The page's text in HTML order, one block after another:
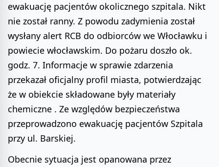
ewakuację pacjentów okolicznego szpitala. Nikt
nie został ranny. Z powodu zadymienia został
wysłany alert RCB do odbiorców we Włocławku i
powiecie włocławskim. Do pożaru doszło ok.
godz. 7. Informacje w sprawie zdarzenia
przekazał oficjalny profil miasta, potwierdzając
że w obiekcie składowane były materiały
chemiczne . Ze względów bezpieczeństwa
przeprowadzono ewakuację pacjentów Szpitala
przy ul. Barskiej.
Obecnie sytuacja jest opanowana przez